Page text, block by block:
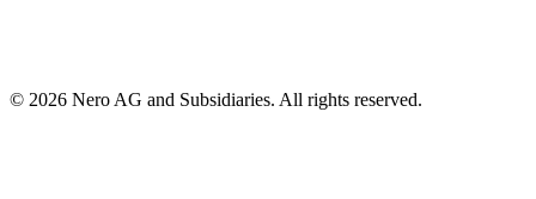
© 2026 Nero AG and Subsidiaries. All rights reserved.